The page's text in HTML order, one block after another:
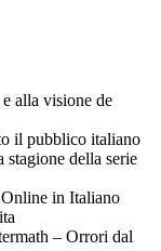
alla visione de
il pubblico italiano
stagione della serie
in Italiano
– Orrori dal